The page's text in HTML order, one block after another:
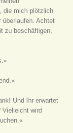
die mich plötzlich
überlaufen. Achtet
zu beschäftigen,
Und Ihr erwartet
Vielleicht wird